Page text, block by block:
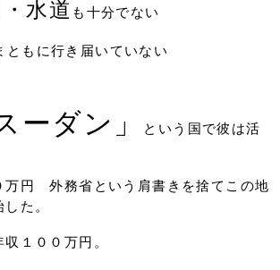
水道 も十分でない
ともに行き届いていない
ーダン」
という国で彼は活
万円 外務省という肩書きを捨てこの地
た。
１００万円。